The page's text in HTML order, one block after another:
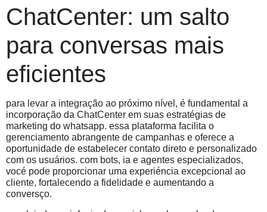
ChatCenter: um salto
para conversas mais
eficientes
para levar a integração ao próximo nível, é fundamental a
incorporação da ChatCenter em suas estratégias de
marketing do whatsapp. essa plataforma facilita o
gerenciamento abrangente de campanhas e oferece a
oportunidade de estabelecer contato direto e personalizado
com os usuários. com bots, ia e agentes especializados,
vocé pode proporcionar uma experiéncia excepcional ao
cliente, fortalecendo a fidelidade e aumentando a
conversço.